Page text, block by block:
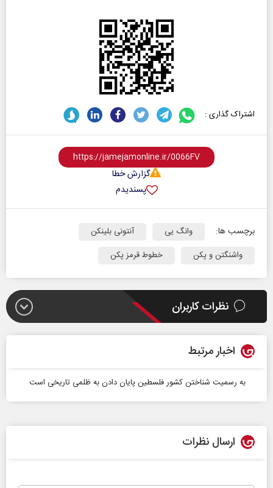
اشتراک گذاری :
گزارش خطا
پسندیدم
برچسب ها: وانگ یی
آنتونی بلینکن
واشنگتن و پکن
خطوط قرمز پکن
نظرات کاربران
اخبار مرتبط
به رسمیت شناختن کشور فلسطین پایان دادن به ظلمی تاریخی است
ارسال نظرات